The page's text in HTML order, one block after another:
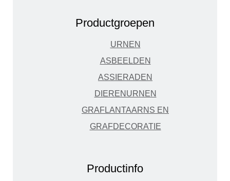
Productgroepen
URNEN
ASBEELDEN
ASSIERADEN
DIERENURNEN
GRAFLANTAARNS EN
GRAFDECORATIE
Productinfo